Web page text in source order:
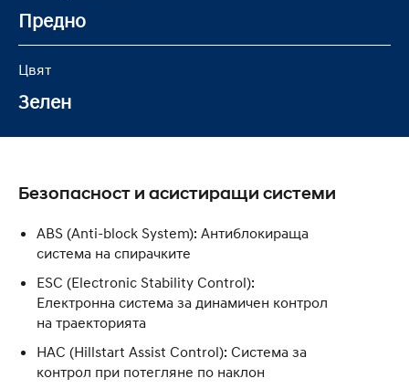
Предно
Цвят
Зелен
Безопасност и асистиращи системи
ABS (Anti-block System): Антиблокираща
система на спирачките
ESC (Electronic Stability Control):
Eлектронна система за динамичен контрол
на траекторията
HAC (Hillstart Assist Control): Система за
контрол при потегляне по наклон